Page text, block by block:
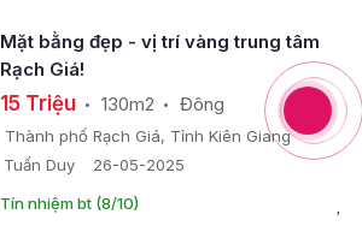
Mặt bằng đẹp - vị trí vàng trung tâm
Rạch Giá!
15 Triệu 130m2 Đông
Thành phố Rạch Giá, Tỉnh Kiên Giang
Tuấn Duy
26-05-2025
Tín nhiệm bt (8/10)